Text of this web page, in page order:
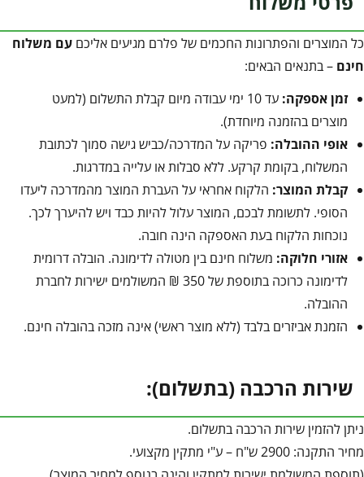
כל המוצרים והפתרונות החכמים של פלרם מגיעים אליכם עם משלוח
חינם – בתנאים הבאים:
זמן אספקה:
עד 10 ימי עבודה מיום קבלת התשלום (למעט
מוצרים בהזמנה מיוחדת).
אופי ההובלה: פריקה על המדרכה/כביש גישה סמוך לכתובת
המשלוח, בקומת קרקע. ללא סבלות או עלייה במדרגות.
קבלת המוצר: הלקוח אחראי על העברת המוצר מהמדרכה ליעדו
הסופי. לתשומת לבכם, המוצר עלול להיות כבד ויש להיערך לכך.
נוכחות הלקוח בעת האספקה הינה חובה.
אזורי חלוקה: משלוח חינם בין מטולה לדימונה. הובלה דרומית
לדימונה כרוכה בתוספת של 350 ₪ המשולמים ישירות לחברת
ההובלה.
הזמנת אביזרים בלבד (ללא מוצר ראשי) אינה מזכה בהובלה חינם.
שירות הרכבה (בתשלום):
ניתן להזמין שירות הרכבה בתשלום.
מחיר התקנה: 2900 ש"ח – ע"י מתקין מקצועי.